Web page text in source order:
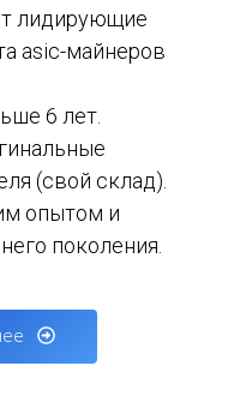
лидирующие
asic-майнеров
6 лет.
(свой склад).
опытом и
поколения.